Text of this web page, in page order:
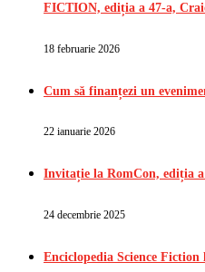
FICTION, ediția a 47-a,
18 februarie 2026
Cum să finanțezi un
22 ianuarie 2026
Invitație la RomCon, ediția a
24 decembrie 2025
Enciclopedia Science Fiction